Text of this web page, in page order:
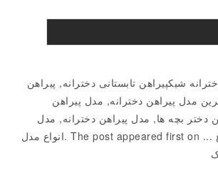
شیکپیراهن تابستانی دخترانه, پیراهن
مدل پیراهن دخترانه, مدل پیراهن
دختر بچه ها, مدل پیراهن دخترانه, مدل
لباس دخترانه. انواع ... The post appeared first on .انواع مدل